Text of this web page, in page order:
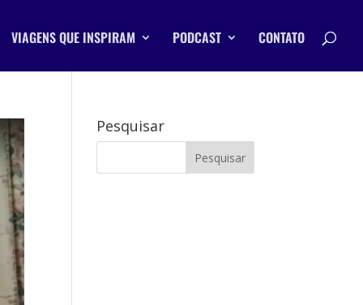
VIAGENS QUE INSPIRAM PODCAST CONTATO
Pesquisar